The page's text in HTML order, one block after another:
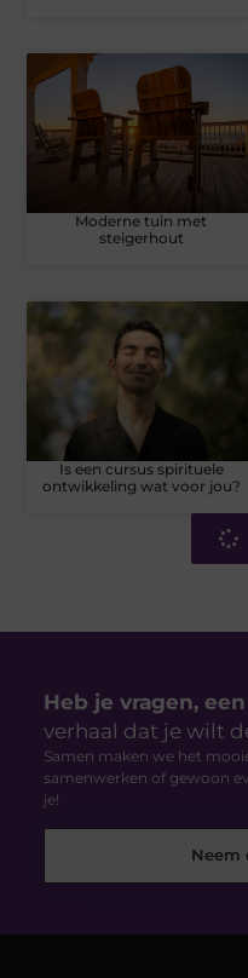
Moderne tuin met
steigerhout
Is een cursus spirituele
ontwikkeling wat voor jou?
Heb je vragen,
verhaal dat je wilt
Samen maken we het
samenwerken of gewoon
je!
Neem